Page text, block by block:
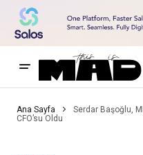
Ana Sayfa
Serdar Başoğlu,
CFO’su Oldu